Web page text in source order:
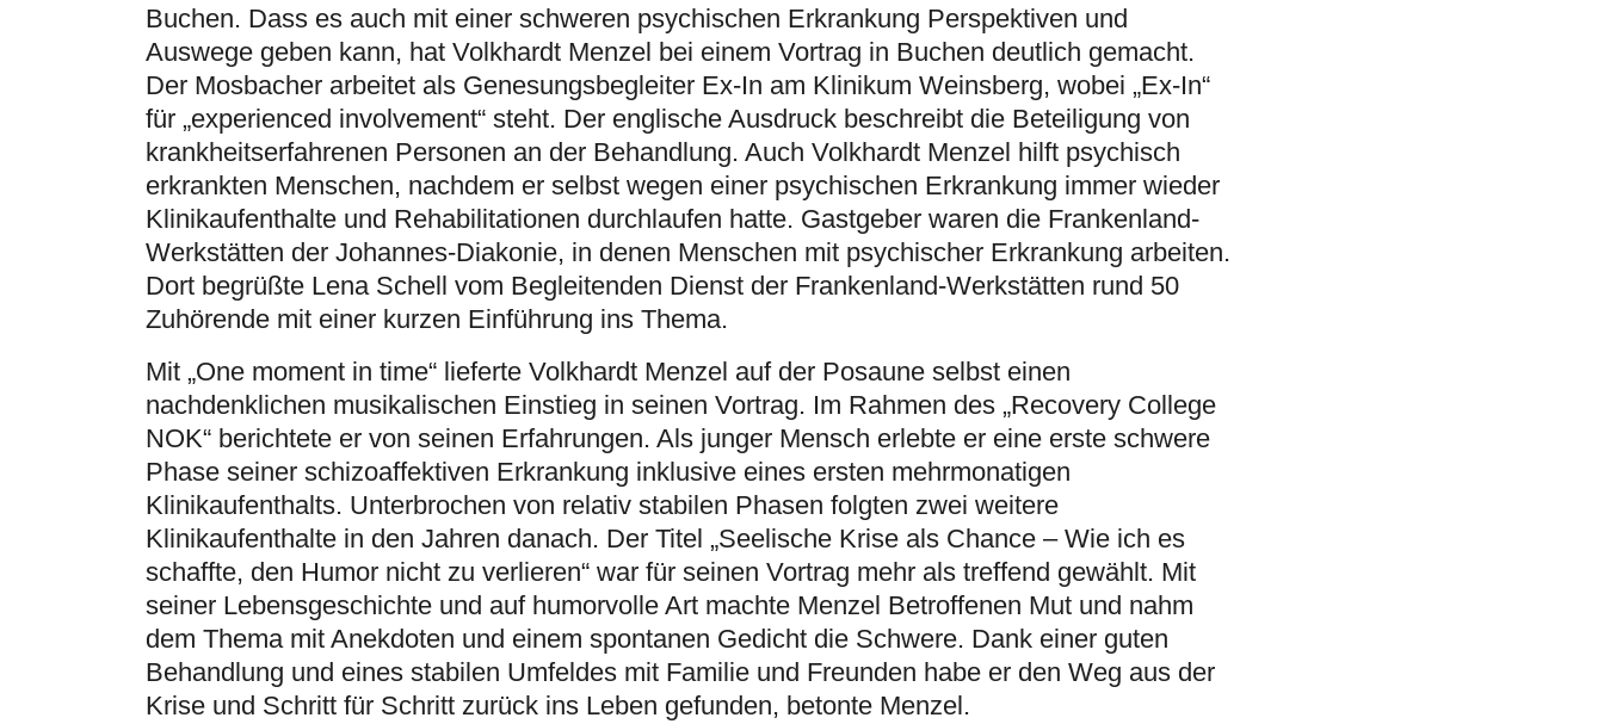
Buchen. Dass es auch mit einer schweren psychischen Erkrankung Perspektiven und
Auswege geben kann, hat Volkhardt Menzel bei einem Vortrag in Buchen deutlich gemacht.
Der Mosbacher arbeitet als Genesungsbegleiter Ex-In am Klinikum Weinsberg, wobei „Ex-In“
für „experienced involvement“ steht. Der englische Ausdruck beschreibt die Beteiligung von
krankheitserfahrenen Personen an der Behandlung. Auch Volkhardt Menzel hilft psychisch
erkrankten Menschen, nachdem er selbst wegen einer psychischen Erkrankung immer wieder
Klinikaufenthalte und Rehabilitationen durchlaufen hatte. Gastgeber waren die Frankenland-
Werkstätten der Johannes-Diakonie, in denen Menschen mit psychischer Erkrankung arbeiten.
Dort begrüßte Lena Schell vom Begleitenden Dienst der Frankenland-Werkstätten rund 50
Zuhörende mit einer kurzen Einführung ins Thema.
Mit „One moment in time“ lieferte Volkhardt Menzel auf der Posaune selbst einen
nachdenklichen musikalischen Einstieg in seinen Vortrag. Im Rahmen des „Recovery College
NOK“ berichtete er von seinen Erfahrungen. Als junger Mensch erlebte er eine erste schwere
Phase seiner schizoaffektiven Erkrankung inklusive eines ersten mehrmonatigen
Klinikaufenthalts. Unterbrochen von relativ stabilen Phasen folgten zwei weitere
Klinikaufenthalte in den Jahren danach. Der Titel „Seelische Krise als Chance – Wie ich es
schaffte, den Humor nicht zu verlieren“ war für seinen Vortrag mehr als treffend gewählt. Mit
seiner Lebensgeschichte und auf humorvolle Art machte Menzel Betroffenen Mut und nahm
dem Thema mit Anekdoten und einem spontanen Gedicht die Schwere. Dank einer guten
Behandlung und eines stabilen Umfeldes mit Familie und Freunden habe er den Weg aus der
Krise und Schritt für Schritt zurück ins Leben gefunden, betonte Menzel.